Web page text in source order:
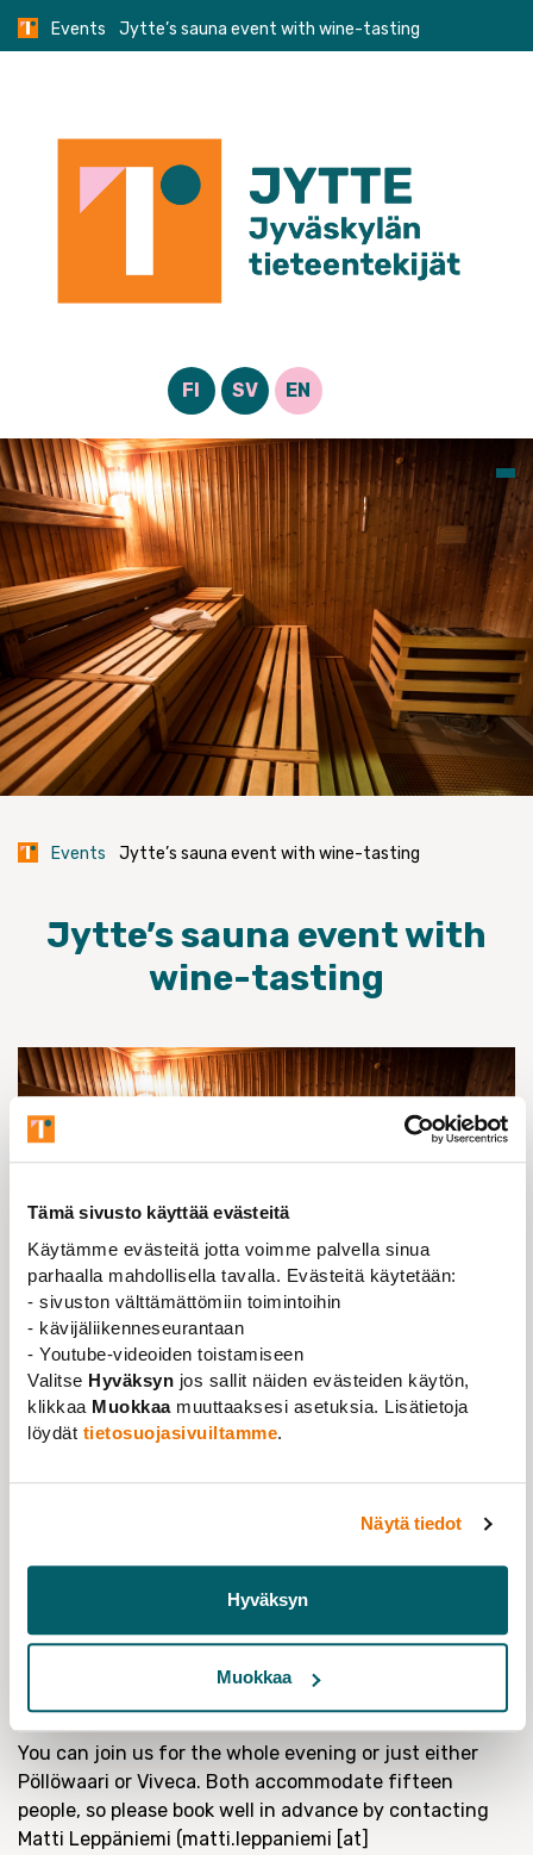
Tämä sivusto käyttää evästeitä
Käytämme evästeitä jotta voimme palvella sinua
parhaalla mahdollisella tavalla. Evästeitä käytetään:
- sivuston välttämättömiin toimintoihin
- kävijäliikenneseurantaan
- Youtube-videoiden toistamiseen
Valitse Hyväksyn jos sallit näiden evästeiden käytön,
klikkaa Muokkaamuuttaaksesi asetuksia. Lisätietoja
löydät tietosuojasivuiltamme.
Näytä tiedot
Hyväksyn
Muokkaa
Skip
Events Jytte’s sauna event with wine-tasting
FI SV EN
Events Jytte’s sauna event with wine-tasting
Jytte’s sauna event with
wine-tasting
After a two-year hiatus, Jytte is organising a
members-only sauna event on Friday 13 May in the
Pöllöwaari Restaurant and the
at the Pöllöwaari Restaurant with a chance to sample
wines made from two different grapes (two reds, two
whites) and learn how the glass will affect the taste of
the Hurrikaani Sauna at Viveca. Food, drinks, and good
company will be provided. The Sauna is available from
7 – 11 pm.
You can join us for the whole evening or just either
Pöllöwaari or Viveca. Both accommodate fifteen
people, so please book well in advance by contacting
Matti Leppäniemi (matti.leppaniemi [at]